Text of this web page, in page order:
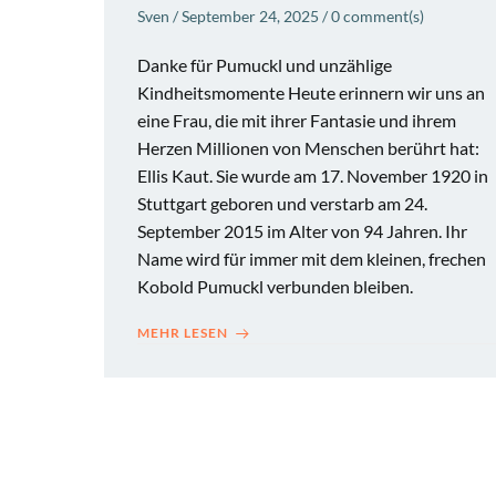
Sven /September 24, 2025 /0comment(s)
Danke für Pumuckl und unzählige
Kindheitsmomente Heute erinnern wir uns an
eine Frau, die mit ihrer Fantasie und ihrem
Herzen Millionen von Menschen berührt hat:
Ellis Kaut. Sie wurde am 17. November 1920 in
Stuttgart geboren und verstarb am 24.
September 2015 im Alter von 94 Jahren. Ihr
Name wird für immer mit dem kleinen, frechen
Kobold Pumuckl verbunden bleiben.
MEHR LESEN